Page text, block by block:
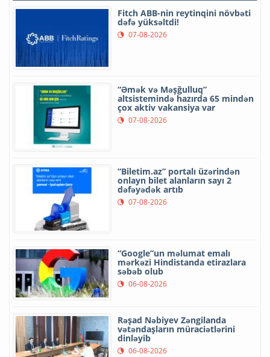
Fitch ABB-nin reytinqini növbəti
dəfə yüksəltdi!
07-08-2026
“Əmək və Məşğulluq”
altsistemində hazırda 65 mindən
çox aktiv vakansiya var
07-08-2026
“Biletim.az” portalı üzərindən
onlayn bilet alanların sayı 2
dəfəyədək artıb
07-08-2026
“Google”un məlumat emalı
mərkəzi Hindistanda etirazlara
səbəb olub
06-08-2026
Rəşad Nəbiyev Zəngilanda
vətəndaşların müraciətlərini
dinləyib
06-08-2026